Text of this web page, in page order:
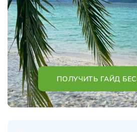
ПОЛУЧИТЬ ГАЙД